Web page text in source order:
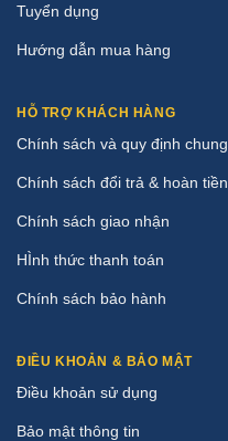
Tuyển dụng
Hướng dẫn mua hàng
HỖ TRỢ KHÁCH HÀNG
Chính sách và quy định chung
Chính sách đổi trả & hoàn tiền
Chính sách giao nhận
HÌnh thức thanh toán
Chính sách bảo hành
ĐIỀU KHOẢN & BẢO MẬT
Điều khoản sử dụng
Bảo mật thông tin